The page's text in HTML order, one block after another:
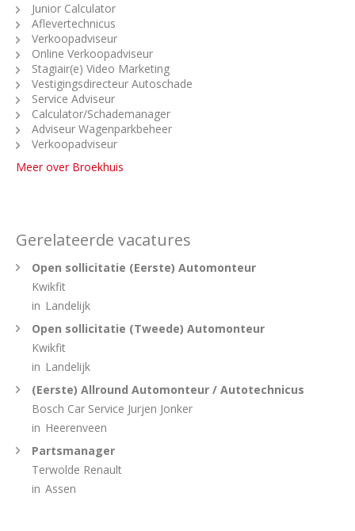
Junior Calculator
Aflevertechnicus
Verkoopadviseur
Online Verkoopadviseur
Stagiair(e) Video Marketing
Vestigingsdirecteur Autoschade
Service Adviseur
Calculator/Schademanager
Adviseur Wagenparkbeheer
Verkoopadviseur
Meer over Broekhuis
Gerelateerde vacatures
Open sollicitatie (Eerste) Automonteur
Kwikfit
in Landelijk
Open sollicitatie (Tweede) Automonteur
Kwikfit
in Landelijk
(Eerste) Allround Automonteur / Autotechnicus
Bosch Car Service Jurjen Jonker
in Heerenveen
Partsmanager
Terwolde Renault
in Assen